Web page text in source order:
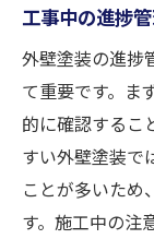
工事中の進捗
外壁塗装の進捗
て重要です。ま
的に確認するこ
すい外壁塗装で
ことが多いため
す。施工中の注